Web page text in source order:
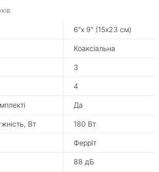
6"х 9" (15х23 см)
Коаксіальна
3
4
Да
Вт 180 Вт
Ферріт
88 дБ